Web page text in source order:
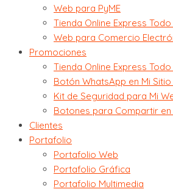
Web para PyME
Tienda Online Express Todo
Web para Comercio
Promociones
Tienda Online Express Todo
Botón WhatsApp en Mi Sitio
Kit de Seguridad para Mi
Botones para Compartir en
Clientes
Portafolio
Portafolio Web
Portafolio Gráfica
Portafolio Multimedia